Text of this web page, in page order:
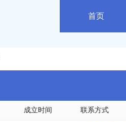
首页
成立时间 联系方式